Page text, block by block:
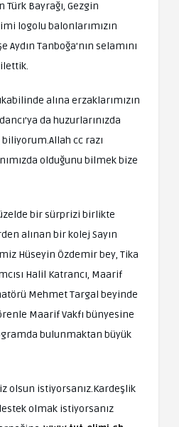
Türk Bayrağı, Gezgin
logolu balonlarımızın
Aydın Tanboğa’nın selamını
alına erzaklarımızın
da huzurlarınızda
cc razı
olduğunu bilmek bize
bir sürprizi birlikte
alınan bir kolej Sayın
Hüseyin Özdemir bey, Tika
Halil Katrancı, Maarif
Mehmet Targal beyinde
Maarif Vakfı bünyesine
bulunmaktan büyük
olsun istiyorsanız.Kardeşlik
olmak istiyorsanız